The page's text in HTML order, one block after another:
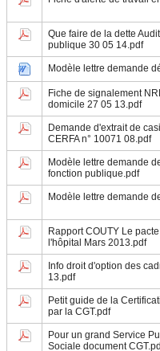
Que faire de la dette
publique 30 05 14.pdf
Modèle lettre demande
Fiche de signalement
domicile 27 05 13.pdf
Demande d'extrait de
CERFA n° 10071 08.pdf
Modèle lettre demande
fonction publique.pdf
Modèle lettre demande
Rapport COUTY Le
l'hôpital Mars 2013.pdf
Info droit d'option des
13.pdf
Petit guide de la
par la CGT.pdf
Pour un grand Service
Sociale document